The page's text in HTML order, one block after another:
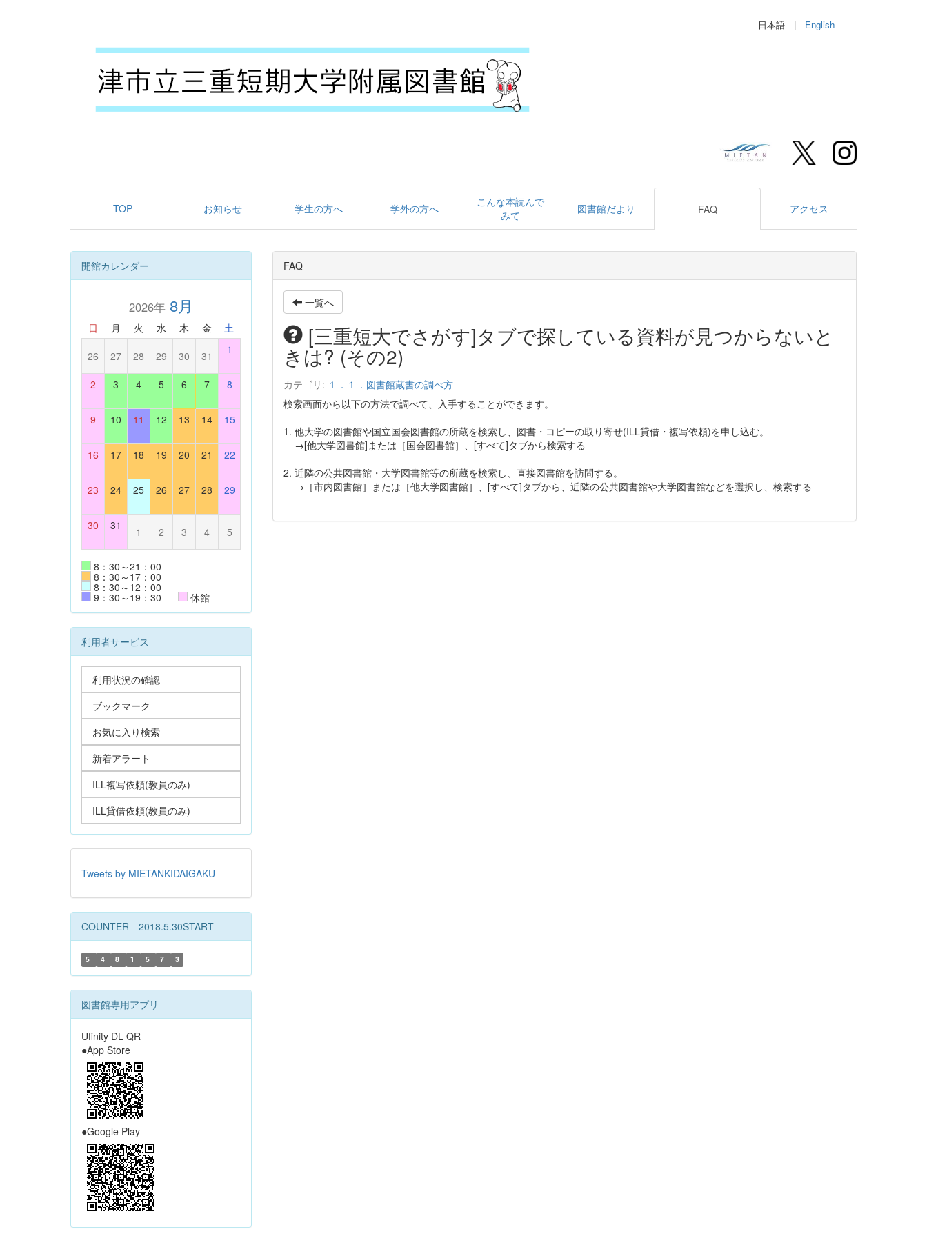
日本語 | English
TOP お知らせ 学生の方へ 学外の方へ
こんな本読んで
みて
図書館だより FAQ アクセス
FAQ
一覧へ
[三重短大でさがす]タブで探している資料が見つからないと
きは? (その2)
カテゴリ: １．１．図書館蔵書の調べ方
検索画面から以下の方法で調べて、入手することができます。
1. 他大学の図書館や国立国会図書館の所蔵を検索し、図書・コピーの取り寄せ(ILL貸借・複写依頼)を申し込む。
→[他大学図書館]または［国会図書館］、[すべて]タブから検索する
2. 近隣の公共図書館・大学図書館等の所蔵を検索し、直接図書館を訪問する。
→［市内図書館］または［他大学図書館］、[すべて]タブから、近隣の公共図書館や大学図書館などを選択し、検索する
開館カレンダー
2026年8月
日 月 火 水 木 金 土
26 27 28 29 30 31 1
2 3 4 5 6 7 8
9 10 11 12 13 14 15
16 17 18 19 20 21 22
23 24 25 26 27 28 29
30 31 1 2 3 4 5
8：30～21：00
8：30～17：00
8：30～12：00
9：30～19：30 休館
利用者サービス
利用状況の確認
ブックマーク
お気に入り検索
新着アラート
ILL複写依頼(教員のみ)
ILL貸借依頼(教員のみ)
Tweets by MIETANKIDAIGAKU
COUNTER 2018.5.30START
5 4 8 1 5 7 3
図書館専用アプリ
Ufinity DL QR
●App Store
●Google Play